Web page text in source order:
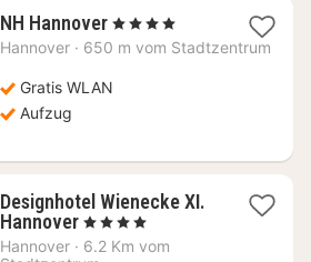
NH Hannover1
Nacht
74,83
, 4 Sterne
Hannover · 650 m vom Stadtzentrum
Gratis WLAN
Aufzug
Designhotel Wienecke XI.
Hannover1
Nacht
, 4 Sterne
Hannover · 6.2 Km vom